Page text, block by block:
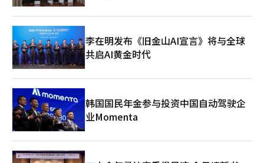
能在家中尝试的寺庙食谱，降低了实践的门槛。同样的材料，搭配
和烹饪方式不同，身体的反应也会有所不同。法师还传达了在制作
食物之前，观察材料的性质，待人时也要先体谅对方心情的生活智
慧。 “我总是这样说：‘味道不是舌头，而是习惯所造就
的。’最终，口味并不是固定的，而是可以根据思维和态度而变
化。因此，吃食物的行为不仅是味觉的体验，更是改变习惯和生活
持。新万金不仅是一个简单的工业园区，更是AI、能源和先进制造
目。金融不应仅仅跟随产业，而应首先设计产业。 通过先进战略
产业基金培育AI生态系统 产业银行新设了先进战略产业基金，并发
行了首批基金债券。通过这一举措，为AI、半导体、能源和先进制
造业等国家未来产业提供长期资金的基础得以建立。同时，现有的
授权资本也扩大至45万亿韩元，政策金融的投资能力大幅提升。朴
相镇认为，AI竞争不仅是技术的竞争，更是资本的竞争。 AI企业的
成长需要长期资本，而这一角色应由产业银行来承担。 结构调整
专家谈AI的原因 朴相镇是产业银行的结构调整专家，曾在30年间
负责起亚集团、大宇重工和大宇汽车的结构调整。他通过整理衰退
产业的经验，深知投资未来产业的重要性。AI并不是替代现有产业
的技术，而是改变产业结构的创新。 他认为，产业银行过去通过
结构调整保护产业，而未来则应通过投资AI和先进产业创造新产
李在明发布《旧金山AI宣言》将与全球
共启AI黄金时代
韩国国民年金参与投资中国自动驾驶企
业Momenta